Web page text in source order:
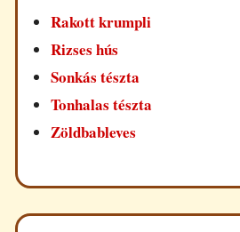
Rakott krumpli
Rizses hús
Sonkás tészta
Tonhalas tészta
Zöldbableves